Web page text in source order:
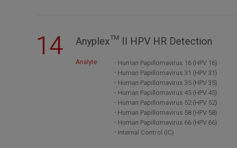
14 Anyplex™ II HPV HR Detection
Analyte Human Papillomavirus 16 (HPV 16)
Human Papillomavirus 31 (HPV 31)
Human Papillomavirus 35 (HPV 35)
Human Papillomavirus 45 (HPV 45)
Human Papillomavirus 52 (HPV 52)
Human Papillomavirus 58 (HPV 58)
Human Papillomavirus 66 (HPV 66)
Internal Control (IC)